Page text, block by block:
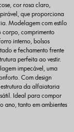
cor rosa claro,
que proporciona
Modelagem com estilo
corpo, comprimento
interno, bolsos
e fechamento frente
perfeita ao vestir.
impecável, uma
Com design
da alfaiataria
Ideal para compor
ano, tanto em ambientes